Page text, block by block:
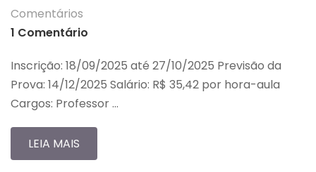
Comentários
1 Comentário
Inscrição: 18/09/2025 até 27/10/2025 Previsão da
Prova: 14/12/2025 Salário: R$ 35,42 por hora-aula
Cargos: Professor …
LEIA MAIS